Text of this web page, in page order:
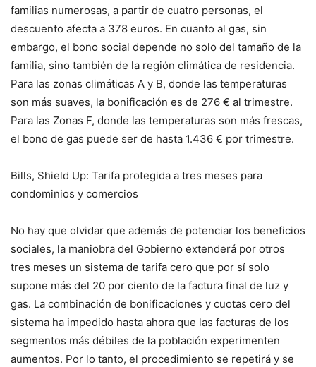
familias numerosas, a partir de cuatro personas, el
descuento afecta a 378 euros. En cuanto al gas, sin
embargo, el bono social depende no solo del tamaño de la
familia, sino también de la región climática de residencia.
Para las zonas climáticas A y B, donde las temperaturas
son más suaves, la bonificación es de 276 € al trimestre.
Para las Zonas F, donde las temperaturas son más frescas,
el bono de gas puede ser de hasta 1.436 € por trimestre.
Bills, Shield Up: Tarifa protegida a tres meses para
condominios y comercios
No hay que olvidar que además de potenciar los beneficios
sociales, la maniobra del Gobierno extenderá por otros
tres meses un sistema de tarifa cero que por sí solo
supone más del 20 por ciento de la factura final de luz y
gas. La combinación de bonificaciones y cuotas cero del
sistema ha impedido hasta ahora que las facturas de los
segmentos más débiles de la población experimenten
aumentos. Por lo tanto, el procedimiento se repetirá y se